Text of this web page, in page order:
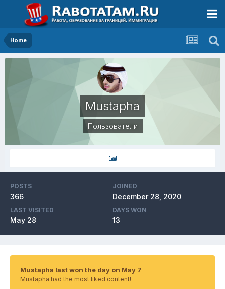
Home
Mustapha
Пользователи
POSTS
366
JOINED
December 28, 2020
LAST VISITED
May 28
DAYS WON
13
Mustapha last won the day on May 7
Mustapha had the most liked content!